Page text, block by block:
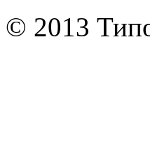
© 2013